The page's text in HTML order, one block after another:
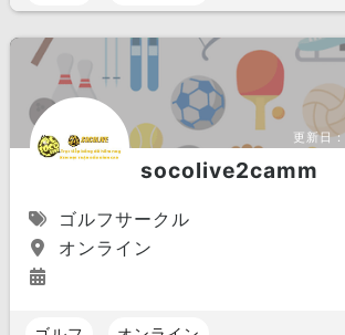
更新日：
socolive2camm
ゴルフサークル
オンライン